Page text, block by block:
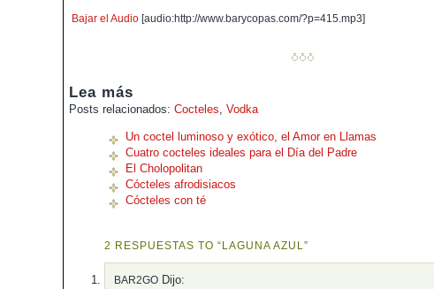
Bajar el Audio [audio:http://www.barycopas.com/?p=415.mp3]
Lea más
Posts relacionados: Cocteles, Vodka
Un coctel luminoso y exótico, el Amor en Llamas
Cuatro cocteles ideales para el Día del Padre
El Cholopolitan
Cócteles afrodisiacos
Cócteles con té
2 RESPUESTAS TO “LAGUNA AZUL”
BAR2GO Dijo: